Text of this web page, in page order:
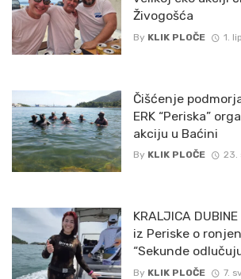
Živogošća
By KLIK PLOČE 1.
Čišćenje
ERK “Periska”
akciju u Baćini
By KLIK PLOČE 23.
KRALJICA
iz Periske o
“Sekunde
By KLIK PLOČE 7.